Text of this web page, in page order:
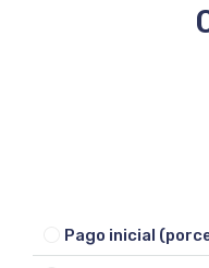
Pago inicial